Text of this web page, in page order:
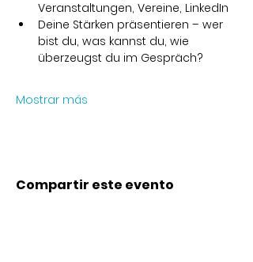
Veranstaltungen, Vereine, LinkedIn
Deine Stärken präsentieren – wer
bist du, was kannst du, wie
überzeugst du im Gespräch?
Mostrar más
Compartir este evento